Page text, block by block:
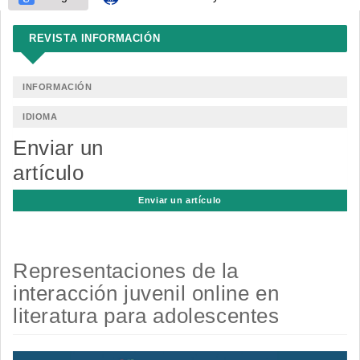
REVISTA INFORMACIÓN
INFORMACIÓN
IDIOMA
Enviar un
artículo
Enviar un artículo
Representaciones de la
interacción juvenil online en
literatura para adolescentes